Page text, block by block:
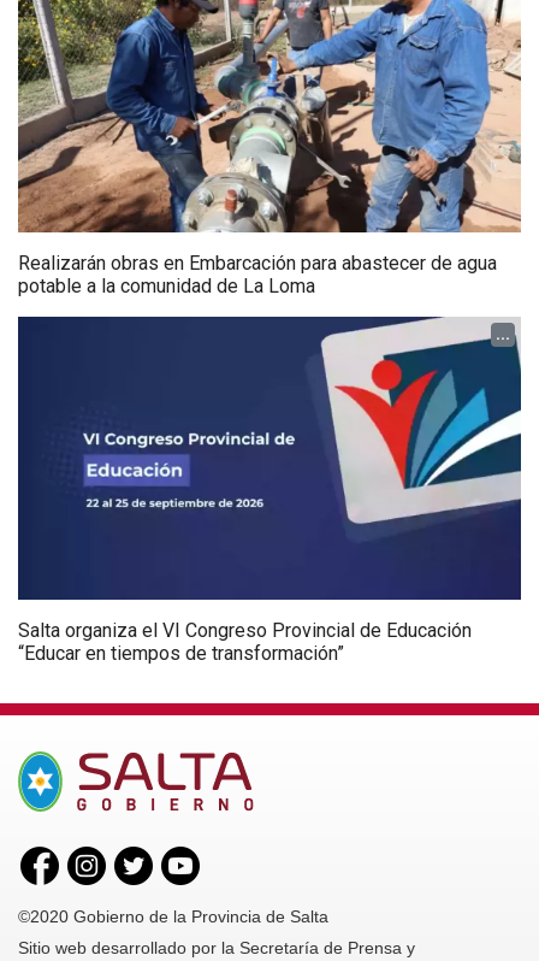
Realizarán obras en Embarcación para abastecer de agua
potable a la comunidad de La Loma
...
Salta organiza el VI Congreso Provincial de Educación
“Educar en tiempos de transformación”
©2020 Gobierno de la Provincia de Salta
Sitio web desarrollado por la Secretaría de Prensa y